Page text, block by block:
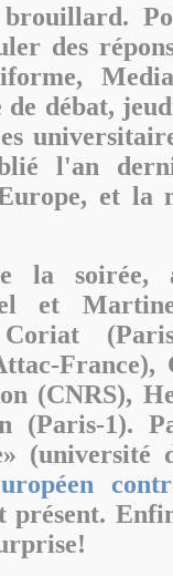
des
débat,
l'an
et la
la soirée,
et
France),
(CNRS),
(Paris-1).
(université
présent.